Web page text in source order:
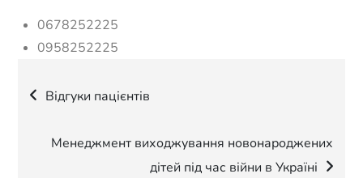
0678252225
0958252225
Навігація
записів
Відгуки пацієнтів
Менеджмент виходжування новонароджених
дітей під час війни в Україні